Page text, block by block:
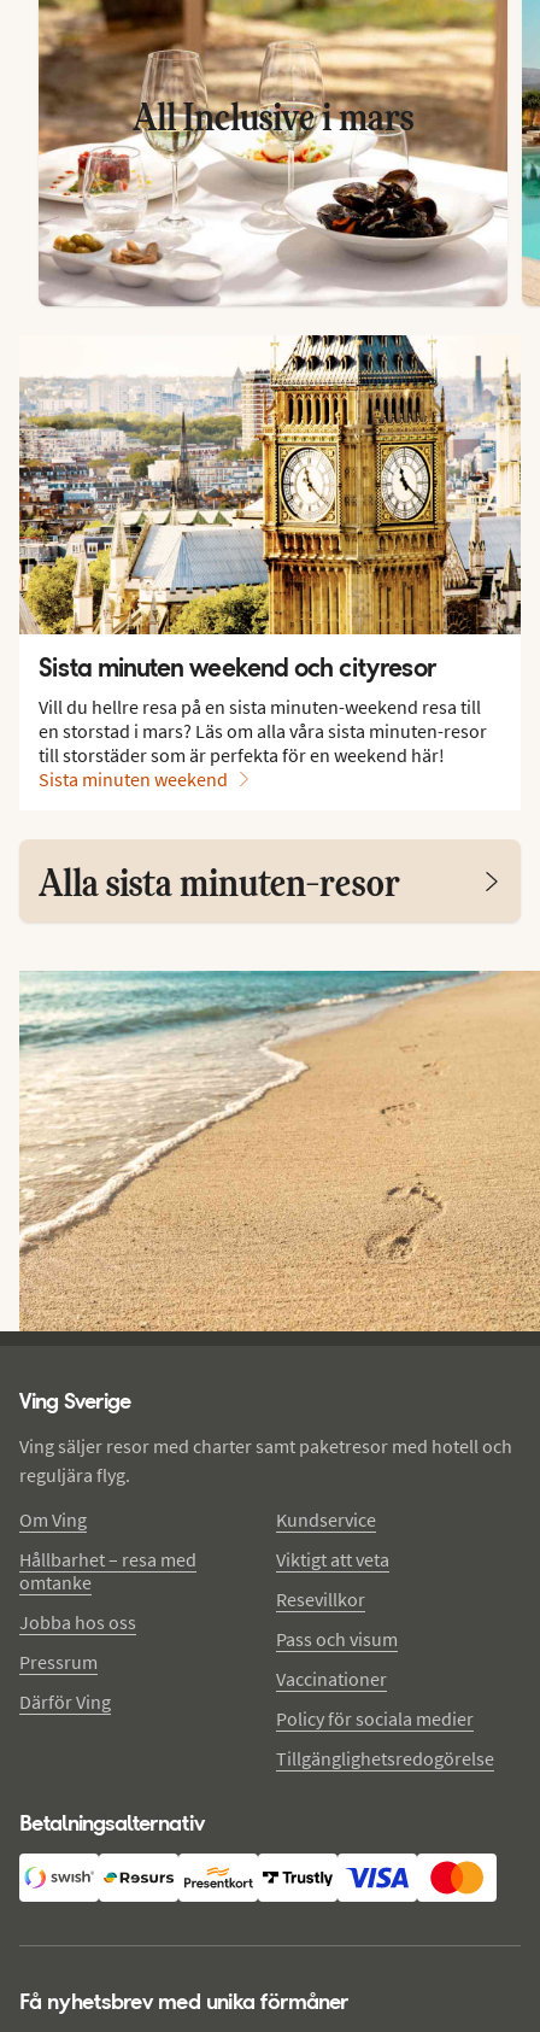
All Inclusive i mars
Sista minuten weekend och cityresor
Vill du hellre resa på en sista minuten-weekend resa till
en storstad i mars? Läs om alla våra sista minuten-resor
till storstäder som är perfekta för en weekend här!
Sista minuten weekend
Alla sista minuten-resor
Ving Sverige
Ving säljer resor med charter samt paketresor med hotell och
reguljära flyg.
Om Ving
Hållbarhet – resa med
omtanke
Jobba hos oss
Pressrum
Därför Ving
Kundservice
Viktigt att veta
Resevillkor
Pass och visum
Vaccinationer
Policy för sociala medier
Tillgänglighetsredogörelse
Betalningsalternativ
Få nyhetsbrev med unika förmåner